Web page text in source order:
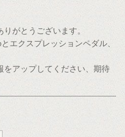
がとうございます。
エクスプレッションペダル、
をアップしてください、期待